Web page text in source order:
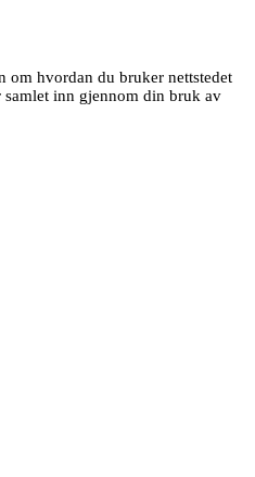
om hvordan du bruker nettstedet
samlet inn gjennom din bruk av